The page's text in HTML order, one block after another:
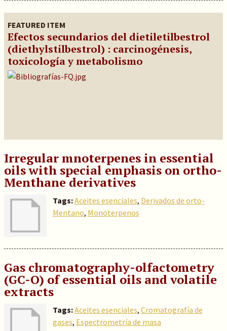
FEATURED ITEM
Efectos secundarios del dietiletilbestrol
(diethylstilbestrol) : carcinogénesis,
toxicología y metabolismo
Irregular mnoterpenes in essential
oils with special emphasis on ortho-
Menthane derivatives
Tags:Aceites esenciales, Derivados de orto-
Mentano, Monoterpenos
Gas chromatography-olfactometry
(GC-O) of essential oils and volatile
extracts
Tags:Aceites esenciales, Cromatografía de
gases, Espectrometría de masa